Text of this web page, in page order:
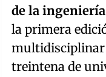
de la
la primera
multidisciplinar
treintena de